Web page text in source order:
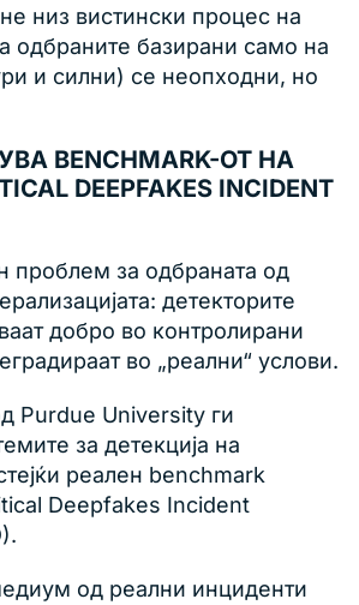
низ вистински процес на
одбраните базирани само на
и силни) се неопходни, но
BENCHMARK-ОТ НА
DEEPFAKES INCIDENT
проблем за одбраната од
детекторите
добро во контролирани
во „реални“ услови.
Purdue University ги
за детекција на
реален benchmark
Deepfakes Incident
од реални инциденти